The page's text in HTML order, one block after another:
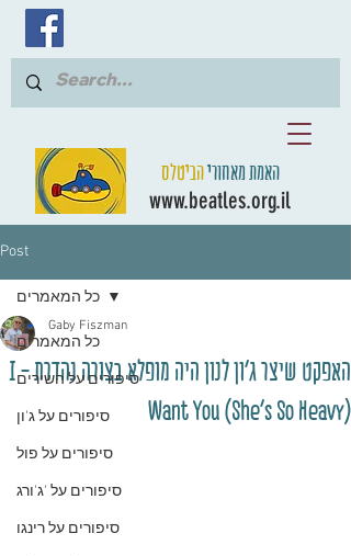
האמת מאחוריהביטלס
www.beatles.org.il
Post
כל המאמרים
סיפורים על השירים
סיפורים על ג'ון
סיפורים על פול
סיפורים על 'ג'ורג
סיפורים על רינגו
כל המאמרים
האפקט שיצר ג'ון לנון היה מופלא בצורה נהדרת - I
Want You (She's So Heavy)
Gaby Fiszman